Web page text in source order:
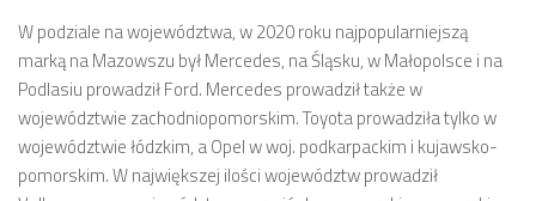
W podziale na województwa, w 2020 roku najpopularniejszą
marką na Mazowszu był Mercedes, na Śląsku, w Małopolsce i na
Podlasiu prowadził Ford. Mercedes prowadził także w
województwie zachodniopomorskim. Toyota prowadziła tylko w
województwie łódzkim, a Opel w woj. podkarpackim i kujawsko-
pomorskim. W największej ilości województw prowadził